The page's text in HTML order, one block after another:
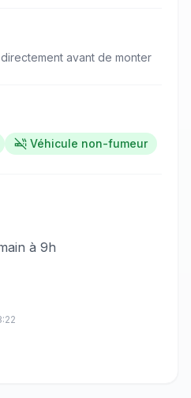
avant de monter
Véhicule non-fumeur
à 9h